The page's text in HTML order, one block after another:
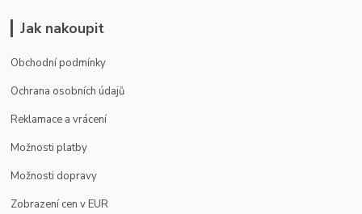
Jak nakoupit
Obchodní podmínky
Ochrana osobních údajů
Reklamace a vrácení
Možnosti platby
Možnosti dopravy
Zobrazení cen v EUR